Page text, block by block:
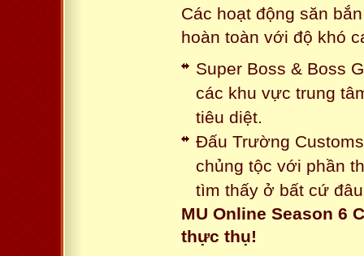
Các hoạt động săn
hoàn toàn với độ khó
Super Boss & Boss
các khu vực trung
tiêu diệt.
Đấu Trường
chủng tộc với phần
tìm thấy ở bất cứ
MU Online Season 6
thực thụ!